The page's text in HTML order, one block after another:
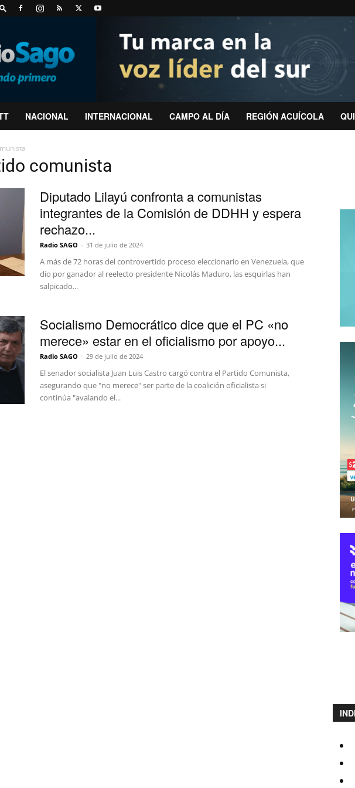
NACIONAL INTERNACIONAL CAMPO AL DÍA REGIÓN ACUÍCOLA
comunista
Diputado Lilayú confronta a comunistas
integrantes de la Comisión de DDHH y espera
rechazo...
Radio SAGO - 31 de julio de 2024
A más de 72 horas del controvertido proceso eleccionario en Venezuela, que
dio por ganador al reelecto presidente Nicolás Maduro, las esquirlas han
salpicado...
Socialismo Democrático dice que el PC «no
merece» estar en el oficialismo por apoyo...
Radio SAGO - 29 de julio de 2024
El senador socialista Juan Luis Castro cargó contra el Partido Comunista,
asegurando que "no merece" ser parte de la coalición oficialista si
continúa "avalando el...